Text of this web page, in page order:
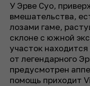
У Эрве Суо,
вмешательства,
лозами гаме,
склоне с южной
участок
от легендарного
предусмотрен
помощь приходит